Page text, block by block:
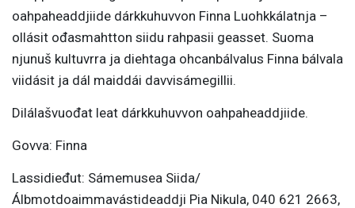
oahpaheaddjiide dárkkuhuvvon Finna Luohkkálatnja –
ollásit ođasmahtton siidu rahpasii geasset. Suoma
njunuš kultuvrra ja diehtaga ohcanbálvalus Finna bálvala
viidásit ja dál maiddái davvisámegillii.
Dilálašvuođat leat dárkkuhuvvon oahpaheaddjiide.
Govva: Finna
Lassidieđut: Sámemusea Siida/
Álbmotdoaimmavástideaddji Pia Nikula, 040 621 2663,